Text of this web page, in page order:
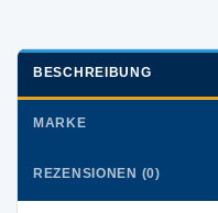
BESCHREIBUNG
MARKE
REZENSIONEN (0)